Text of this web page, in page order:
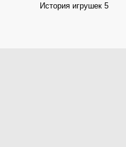
История игрушек 5